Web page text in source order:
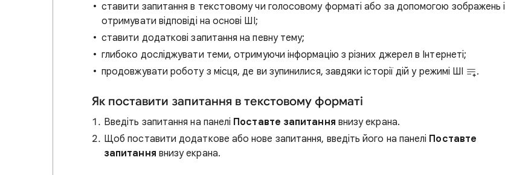
ставити запитання в текстовому чи голосовому форматі або за допомогою зображень і
отримувати відповіді на основі ШІ;
ставити додаткові запитання на певну тему;
глибоко досліджувати теми, отримуючи інформацію з різних джерел в Інтернеті;
продовжувати роботу з місця, де ви зупинилися, завдяки історії дій у режимі ШІ
.
Як поставити запитання в текстовому форматі
Введіть запитання на панелі Поставте запитання внизу екрана.
Щоб поставити додаткове або нове запитання, введіть його на панелі Поставте
запитання внизу екрана.